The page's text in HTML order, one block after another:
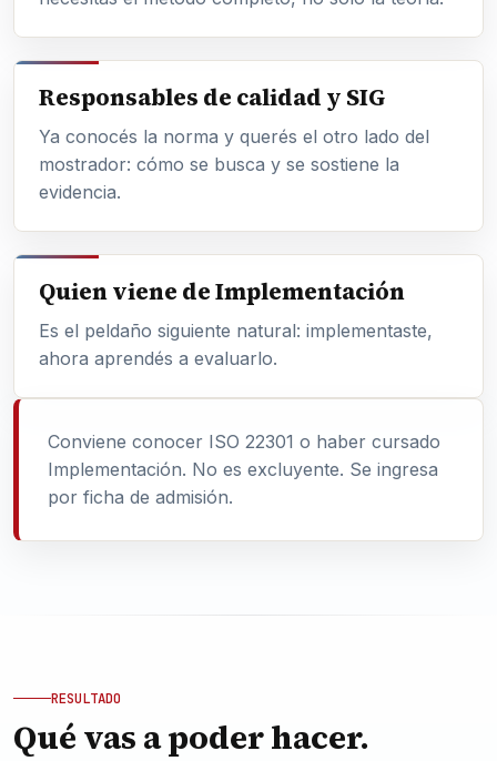
Responsables de calidad y SIG
Ya conocés la norma y querés el otro lado del
mostrador: cómo se busca y se sostiene la
evidencia.
Quien viene de Implementación
Es el peldaño siguiente natural: implementaste,
ahora aprendés a evaluarlo.
Conviene conocer ISO 22301 o haber cursado
Implementación. No es excluyente. Se ingresa
por ficha de admisión.
RESULTADO
Qué vas a poder hacer.